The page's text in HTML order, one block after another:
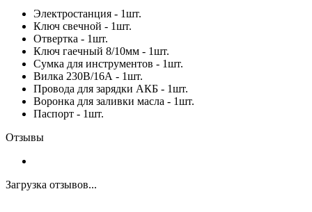
Электростанция - 1шт.
Ключ свечной - 1шт.
Отвертка - 1шт.
Ключ гаечный 8/10мм - 1шт.
Сумка для инструментов - 1шт.
Вилка 230В/16А - 1шт.
Провода для зарядки АКБ - 1шт.
Воронка для заливки масла - 1шт.
Паспорт - 1шт.
Отзывы
Загрузка отзывов...